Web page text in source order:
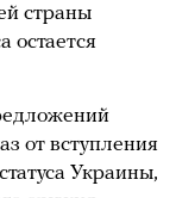
страны
остается
от вступления
Украины,